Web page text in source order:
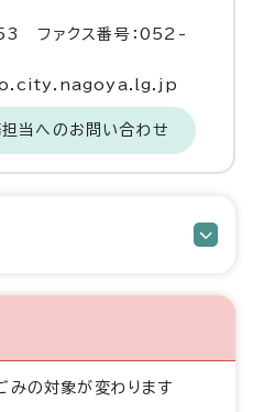
ファクス番号：052-
当へのお問い合わせ
みの対象が変わります